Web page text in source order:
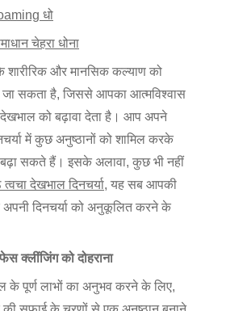
धो
चेहरा धोना
और मानसिक कल्याण को
जा सकता है, जिससे आपका आत्मविश्वास
को बढ़ावा देता है। आप अपने
में कुछ अनुष्ठानों को शामिल करके
सकते हैं। इसके अलावा, कुछ भी नहीं
त्वचा देखभाल दिनचर्या, यह सब आपकी
दिनचर्या को अनुकूलित करने के
क्लींजिंग को दोहराना
के पूर्ण लाभों का अनुभव करने के लिए,